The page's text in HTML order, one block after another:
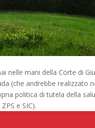
nelle mani della Corte di
(che andrebbe realizzato
politica di tutela della
e SIC).